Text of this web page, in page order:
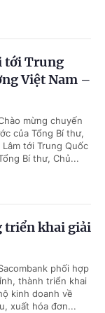
tới Trung
Việt Nam –
mừng chuyến
của Tổng Bí thư,
tới Trung Quốc
Bí thư, Chủ...
triển khai giải
phối hợp
thành triển khai
kinh doanh về
xuất hóa đơn...